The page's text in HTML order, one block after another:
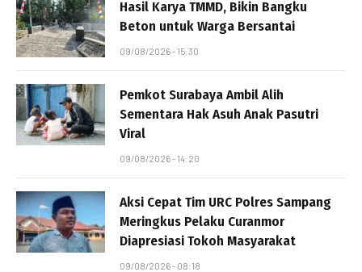
Hasil Karya TMMD, Bikin Bangku
Beton untuk Warga Bersantai
09/08/2026 - 15:30
Pemkot Surabaya Ambil Alih
Sementara Hak Asuh Anak Pasutri
Viral
09/08/2026 - 14:20
Aksi Cepat Tim URC Polres Sampang
Meringkus Pelaku Curanmor
Diapresiasi Tokoh Masyarakat
09/08/2026 - 08:18